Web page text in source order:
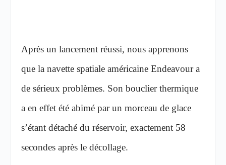
Après un lancement réussi, nous apprenons
que la navette spatiale américaine Endeavour a
de sérieux problèmes. Son bouclier thermique
a en effet été abimé par un morceau de glace
s’étant détaché du réservoir, exactement 58
secondes après le décollage.